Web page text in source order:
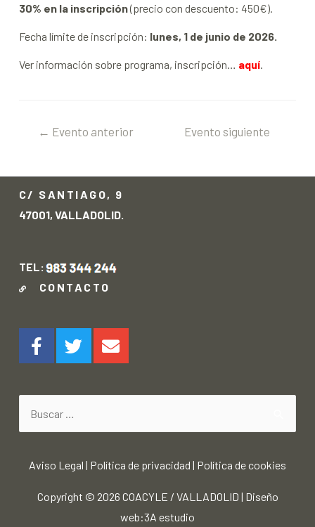
30% en la inscripción(precio con descuento: 450€).
Fecha límite de inscripción: lunes, 1 de junio de 2026.
Ver información sobre programa, inscripción… aquí.
← Evento anterior
Evento siguiente
C/ SANTIAGO, 9
47001, VALLADOLID.
TEL:
CONTACTO
Aviso Legal | Política de privacidad | Política de cookies
Copyright © 2026 COACYLE / VALLADOLID | Diseño
web:3A estudio